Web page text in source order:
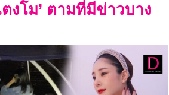
งโม’ ตามที่มีข่าวบาง